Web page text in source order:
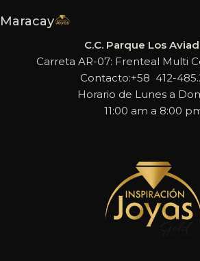
Maracay
C.C. Parque Los
Carreta AR-07: Frenteal Multi
Contacto:+58 412-
Horario de Lunes a
11:00 am a 8:00